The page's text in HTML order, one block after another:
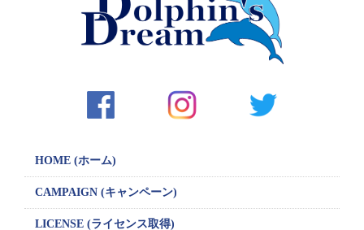
HOME (ホーム)
CAMPAIGN (キャンペーン)
LICENSE (ライセンス取得)